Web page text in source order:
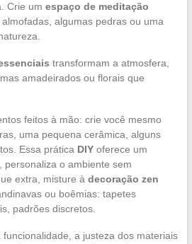
Crie um espaço de meditação
algumas pedras ou uma
transformam a atmosfera,
amadeirados ou florais que
feitos à mão: crie você mesmo
uma pequena cerâmica, alguns
Essa prática DIYoferece um
personaliza o ambiente sem
extra, misture à decoração zen
ou boêmias: tapetes
padrões discretos.
a justeza dos materiais